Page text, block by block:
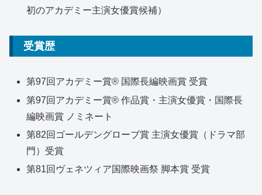
初のアカデミー主演女優賞候補）
受賞歴
第97回アカデミー賞® 国際長編映画賞 受賞
第97回アカデミー賞® 作品賞・主演女優賞・国際長
編映画賞 ノミネート
第82回ゴールデングローブ賞 主演女優賞（ドラマ部
門）受賞
第81回ヴェネツィア国際映画祭 脚本賞 受賞